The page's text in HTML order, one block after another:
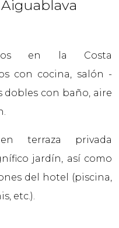
en la Costa
con cocina, salón -
dobles con baño, aire
terraza privada
jardín, así como
del hotel (piscina,
etc.).